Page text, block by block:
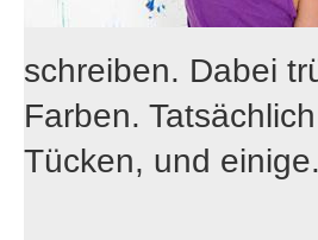
schreiben. Dabei
Farben.
Tücken, und